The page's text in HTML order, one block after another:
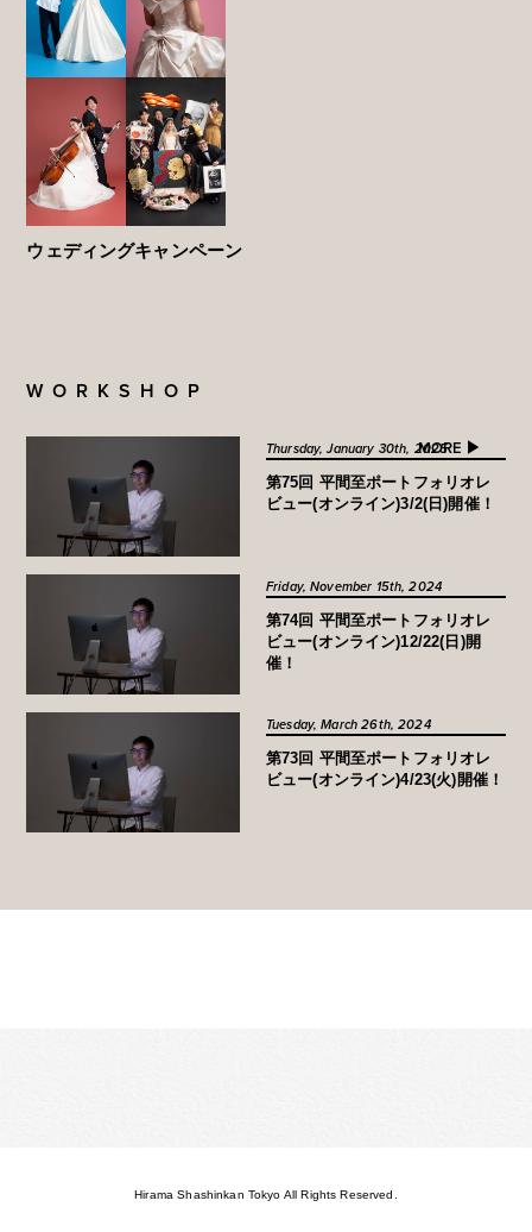
ウェディングキャンペーン
WORKSHOP
MORE ▶︎
Thursday, January 30th, 2025
第75回 平間至ポートフォリオレ
ビュー(オンライン)3/2(日)開催！
Friday, November 15th, 2024
第74回 平間至ポートフォリオレ
ビュー(オンライン)12/22(日)開
催！
Tuesday, March 26th, 2024
第73回 平間至ポートフォリオレ
ビュー(オンライン)4/23(火)開催！
Hirama Shashinkan Tokyo All Rights Reserved.